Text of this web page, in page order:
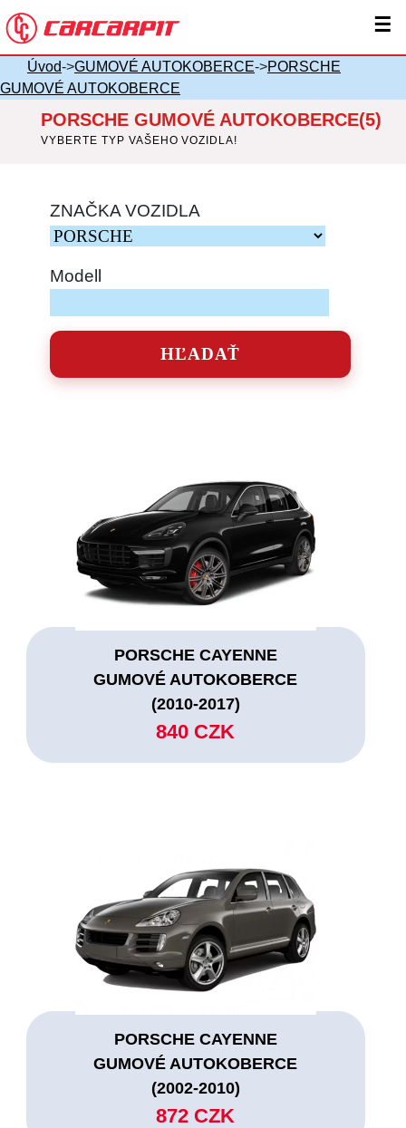
☰
Úvod->GUMOVÉ AUTOKOBERCE->PORSCHE
GUMOVÉ AUTOKOBERCE
PORSCHE GUMOVÉ AUTOKOBERCE(5)
VYBERTE TYP VAŠEHO VOZIDLA!
ZNAČKA VOZIDLA
Modell
HĽADAŤ
PORSCHE CAYENNE
GUMOVÉ AUTOKOBERCE
(2010-2017)
840 CZK
PORSCHE CAYENNE
GUMOVÉ AUTOKOBERCE
(2002-2010)
872 CZK